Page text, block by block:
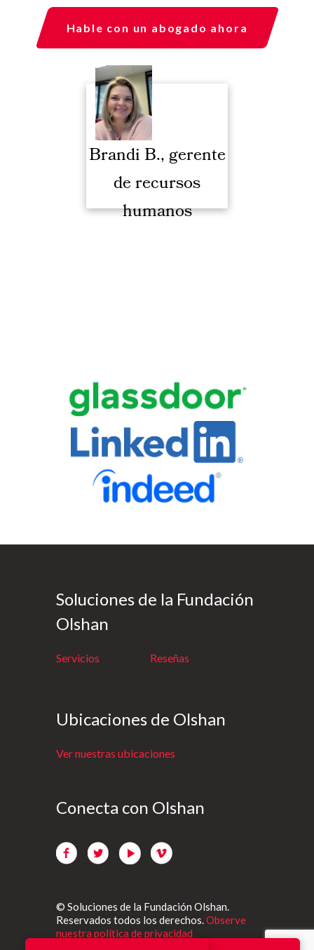
Hable con un abogado ahora
Brandi B., gerente
de recursos
humanos
Soluciones de la Fundación
Olshan
Servicios Reseñas
Ubicaciones de Olshan
Ver nuestras ubicaciones
Conecta con Olshan
© Soluciones de la Fundación Olshan.
Reservados todos los derechos.Observe
nuestra política de privacidad